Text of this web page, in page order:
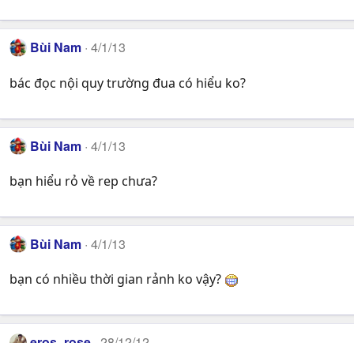
Bùi Nam 4/1/13
bác đọc nội quy trường đua có hiểu ko?
Bùi Nam 4/1/13
bạn hiểu rỏ về rep chưa?
Bùi Nam 4/1/13
bạn có nhiều thời gian rảnh ko vậy?